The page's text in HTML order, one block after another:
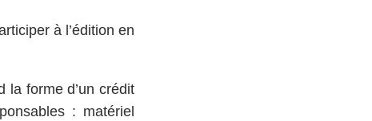
à l’édition en
la forme d’un crédit
: matériel